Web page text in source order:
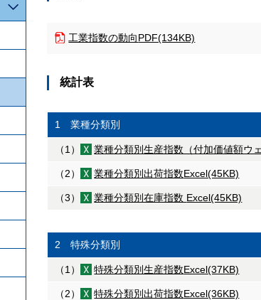
工業指数の動向PDF(134KB)
統計表
1 業種分類別
（1） 業種分類別生産指数（付加価値額ウ
（2） 業種分類別出荷指数Excel(45KB)
（3） 業種分類別在庫指数 Excel(45KB)
2 特殊分類別
（1） 特殊分類別生産指数Excel(37KB)
（2） 特殊分類別出荷指数Excel(36KB)